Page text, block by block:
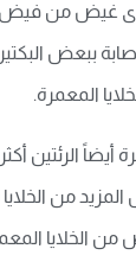
غيض من فيض.
ببعض
المعمرة.
من
الخلايا